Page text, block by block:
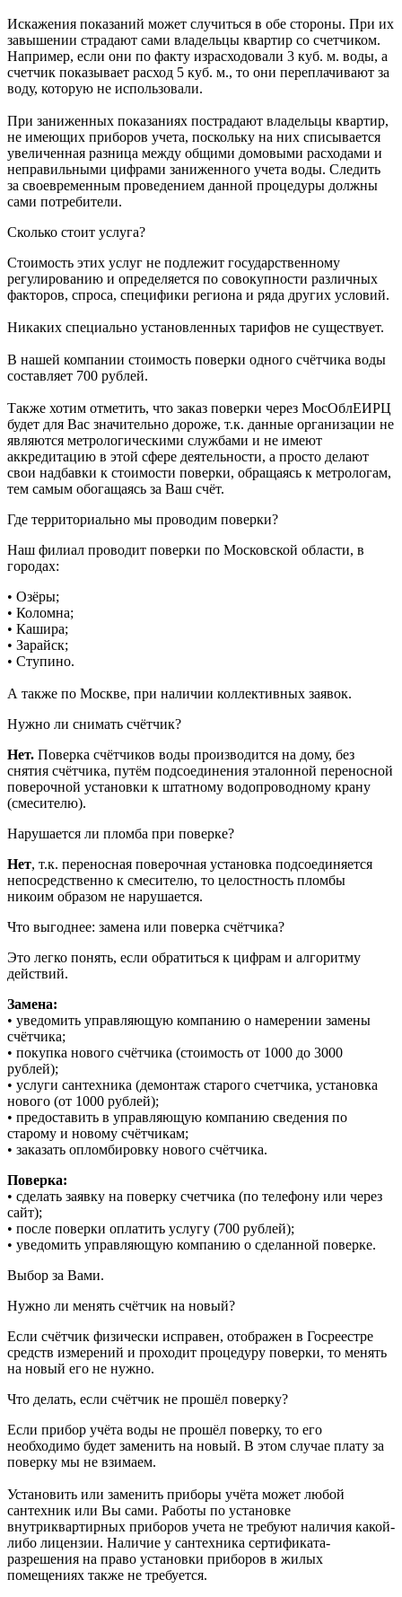
Искажения показаний может случиться в обе стороны. При их
завышении страдают сами владельцы квартир со счетчиком.
Например, если они по факту израсходовали 3 куб. м. воды, а
счетчик показывает расход 5 куб. м., то они переплачивают за
воду, которую не использовали.
При заниженных показаниях пострадают владельцы квартир,
не имеющих приборов учета, поскольку на них списывается
увеличенная разница между общими домовыми расходами и
неправильными цифрами заниженного учета воды. Следить
за своевременным проведением данной процедуры должны
сами потребители.
Сколько стоит услуга?
Стоимость этих услуг не подлежит государственному
регулированию и определяется по совокупности различных
факторов, спроса, специфики региона и ряда других условий.
Никаких специально установленных тарифов не существует.
В нашей компании стоимость поверки одного счётчика воды
составляет 700 рублей.
Также хотим отметить, что заказ поверки через МосОблЕИРЦ
будет для Вас значительно дороже, т.к. данные организации не
являются метрологическими службами и не имеют
аккредитацию в этой сфере деятельности, а просто делают
свои надбавки к стоимости поверки, обращаясь к метрологам,
тем самым обогащаясь за Ваш счёт.
Где территориально мы проводим поверки?
Наш филиал проводит поверки по Московской области, в
городах:
• Озёры;
• Коломна;
• Кашира;
• Зарайск;
• Ступино.
А также по Москве, при наличии коллективных заявок.
Нужно ли снимать счётчик?
Нет. Поверка счётчиков воды производится на дому, без
снятия счётчика, путём подсоединения эталонной переносной
поверочной установки к штатному водопроводному крану
(смесителю).
Нарушается ли пломба при поверке?
Нет, т.к. переносная поверочная установка подсоединяется
непосредственно к смесителю, то целостность пломбы
никоим образом не нарушается.
Что выгоднее: замена или поверка счётчика?
Это легко понять, если обратиться к цифрам и алгоритму
действий.
Замена:
• уведомить управляющую компанию о намерении замены
счётчика;
• покупка нового счётчика (стоимость от 1000 до 3000
рублей);
• услуги сантехника (демонтаж старого счетчика, установка
нового (от 1000 рублей);
• предоставить в управляющую компанию сведения по
старому и новому счётчикам;
• заказать опломбировку нового счётчика.
Поверка:
• сделать заявку на поверку счетчика (по телефону или через
сайт);
• после поверки оплатить услугу (700 рублей);
• уведомить управляющую компанию о сделанной поверке.
Выбор за Вами.
Нужно ли менять счётчик на новый?
Если счётчик физически исправен, отображен в Госреестре
средств измерений и проходит процедуру поверки, то менять
на новый его не нужно.
Что делать, если счётчик не прошёл поверку?
Если прибор учёта воды не прошёл поверку, то его
необходимо будет заменить на новый. В этом случае плату за
поверку мы не взимаем.
Установить или заменить приборы учёта может любой
сантехник или Вы сами. Работы по установке
внутриквартирных приборов учета не требуют наличия какой-
либо лицензии. Наличие у сантехника сертификата-
разрешения на право установки приборов в жилых
помещениях также не требуется.